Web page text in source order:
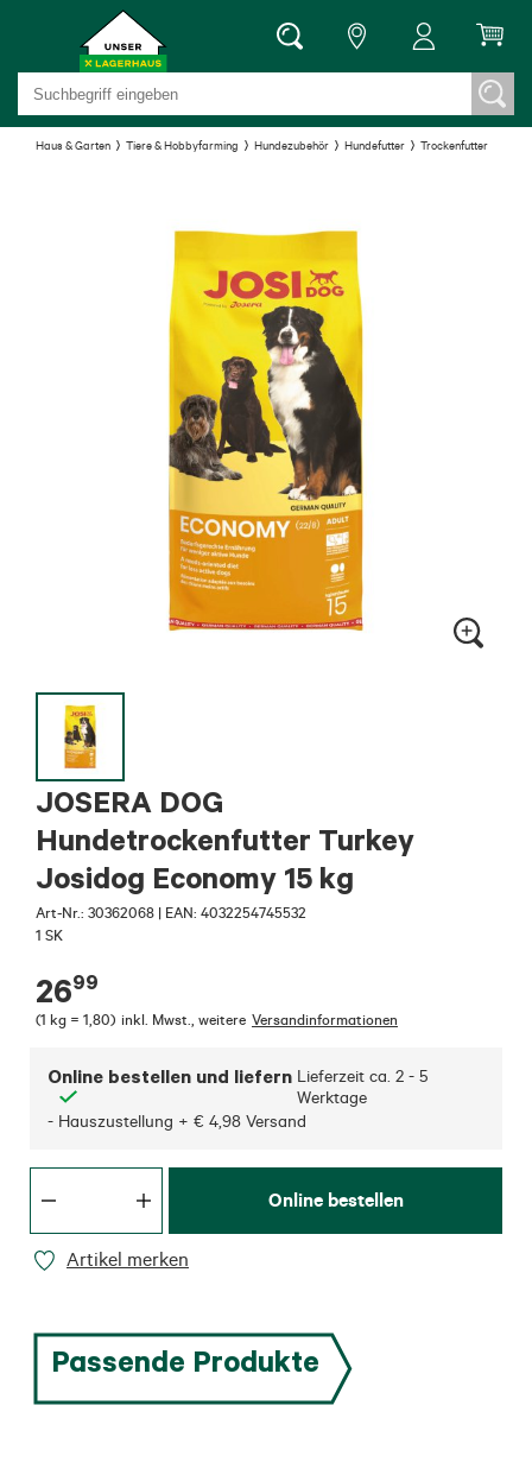
Haus & Garten Tiere & Hobbyfarming Hundezubehör Hundefutter Trockenfutter
JOSERA DOG
Hundetrockenfutter Turkey
Josidog Economy 15 kg
Art-Nr.: 30362068 | EAN: 4032254745532
1 SK
2699
(1 kg = 1,80) inkl. Mwst. weitere Versandinformationen
Online bestellen und liefern Lieferzeit ca. 2 - 5
Werktage
- Hauszustellung + € 4,98 Versand
Online bestellen
Artikel merken
Passende Produkte